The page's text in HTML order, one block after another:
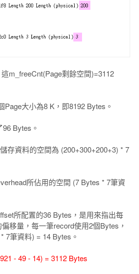
m_freeCnt(Page剩餘空間)=3112
Page大小為8 K，即8192 Bytes。
Bytes。
存資料的空間為 (200+300+200+3) * 7
所佔用的空間 (7 Bytes * 7筆資
所配置的36 Bytes，是用來指出每
移量，每一筆record使用2個Bytes，
7筆資料) = 14 Bytes。
- 49 - 14) = 3112 Bytes